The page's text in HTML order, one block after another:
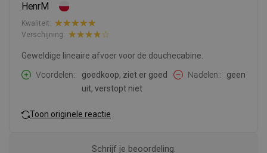
HenrM
Kwaliteit:
Verschijning:
Geweldige lineaire afvoer voor de douchecabine.
Voordelen:
goedkoop, ziet er goed
uit, verstopt niet
Nadelen: geen
Toon originele reactie
Schrijf je beoordeling.